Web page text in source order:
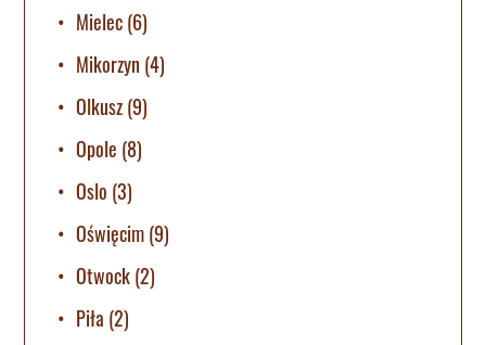
Mielec(6)
Mikorzyn (4)
Olkusz(9)
Opole (8)
Oslo (3)
Oświęcim(9)
Otwock(2)
Piła (2)